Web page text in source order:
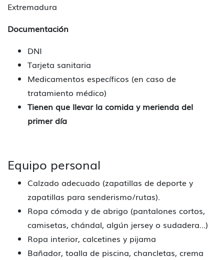
Extremadura
Documentación
DNI
Tarjeta sanitaria
Medicamentos específicos (en caso de
tratamiento médico)
Tienen que llevar la comida y merienda del
primer día
Equipo personal
Calzado adecuado (zapatillas de deporte y
zapatillas para senderismo/rutas).
Ropa cómoda y de abrigo (pantalones cortos,
camisetas, chándal, algún jersey o sudadera...)
Ropa interior, calcetines y pijama
Bañador, toalla de piscina, chancletas, crema